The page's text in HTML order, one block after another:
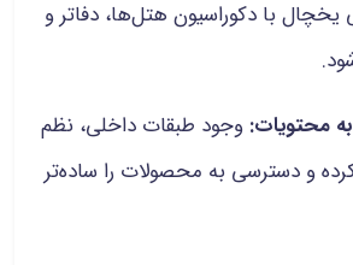
با دکوراسیون هتل‌ها، دفاتر و
محتویات: وجود طبقات داخلی، نظم
و دسترسی به محصولات را ساده‌تر